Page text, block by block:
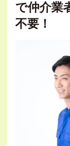
で仲介業
不要！